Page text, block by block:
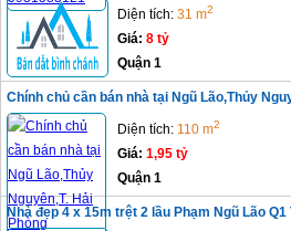
Diện tích: 31 m2
Giá: 8 tỷ
Quận 1
Chính chủ cần bán nhà tại Ngũ Lão,Thủy
Diện tích: 110 m2
Giá: 1,95 tỷ
Quận 1
Nhà đẹp 4 x 15m trệt 2 lầu Phạm Ngũ Lão Q1